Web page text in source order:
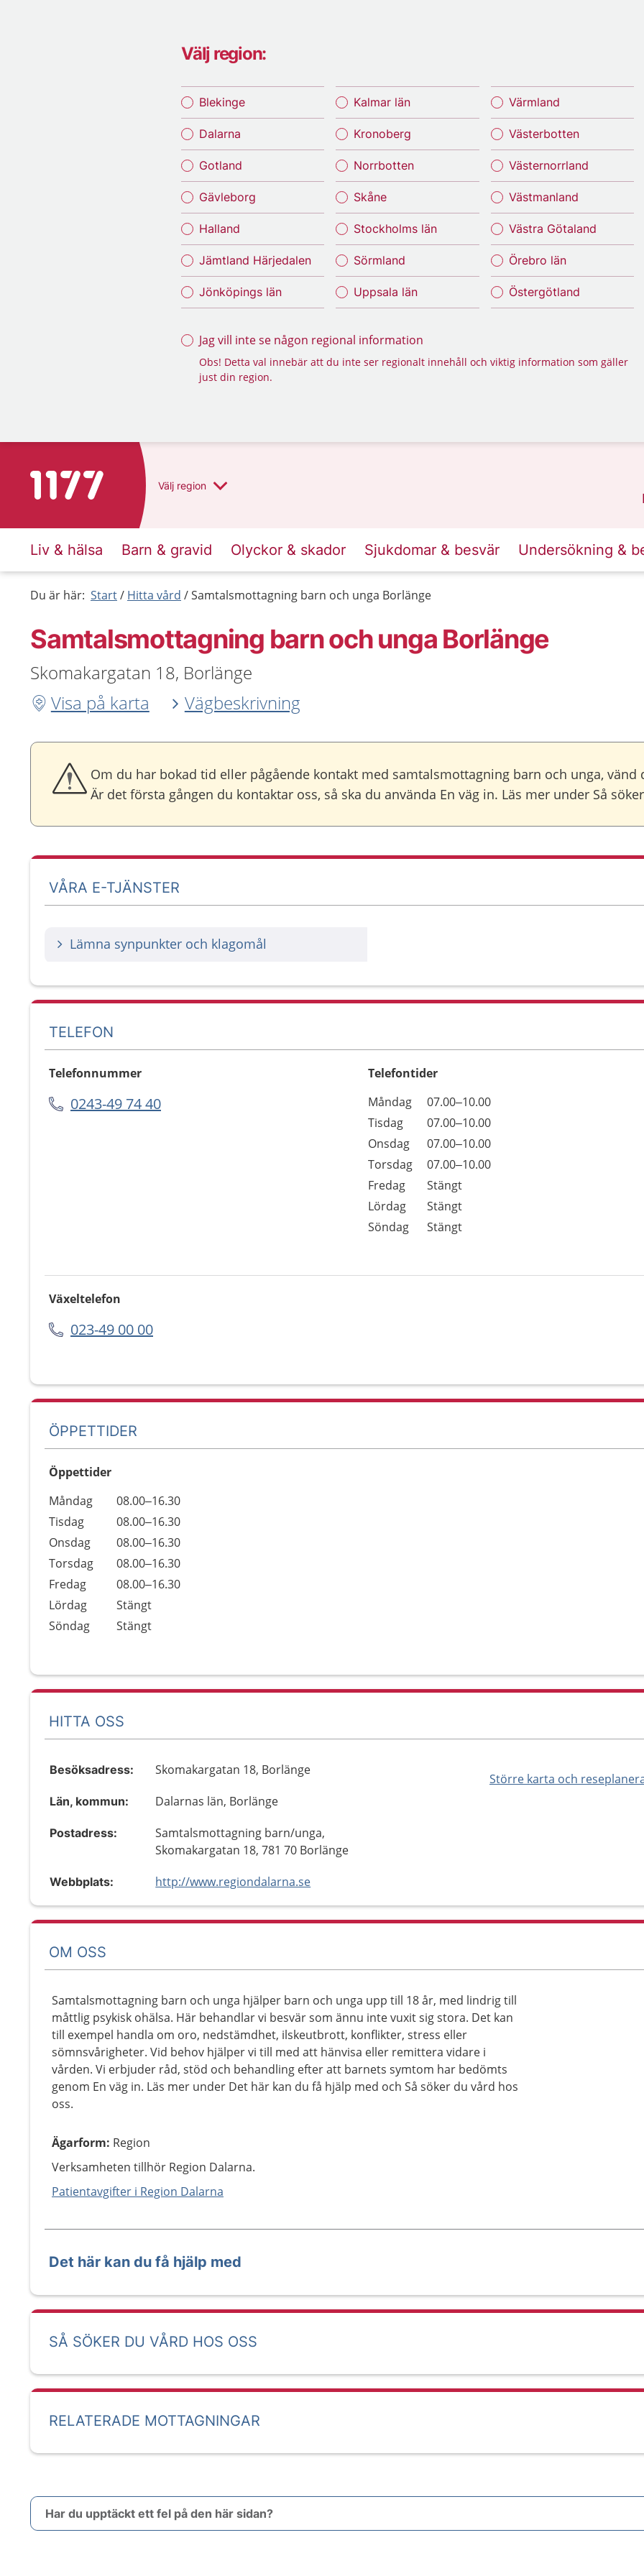
Välj region:
Blekinge
Dalarna
Gotland
Gävleborg
Halland
Jämtland Härjedalen
Jönköpings län
Kalmar län
Kronoberg
Norrbotten
Skåne
Stockholms län
Sörmland
Uppsala län
Värmland
Västerbotten
Västernorrland
Västmanland
Västra Götaland
Örebro län
Östergötland
Jag vill inte se någon regional information
Obs! Detta val innebär att du inte ser regionalt innehåll och viktig information som gäller
just din region.
Till startsidan för 1177 Välj region
Liv & hälsa Barn & gravid Olyckor & skador Sjukdomar & besvär Undersökning &
Du är här: Start Hitta vård Samtalsmottagning barn och unga Borlänge
Samtalsmottagning barn och unga Borlänge
Skomakargatan 18, Borlänge
Visa på karta
Vägbeskrivning
Om du har bokad tid eller pågående kontakt med samtalsmottagning barn och unga,
Är det första gången du kontaktar oss, så ska du använda En väg in. Läs mer under Så
VÅRA E-TJÄNSTER
Lämna synpunkter och klagomål
TELEFON
Telefonnummer
0243-49 74 40
Telefontider
Dag
Öppettider
Kommentarer
Måndag
07.00–10.00
Tisdag
07.00–10.00
Onsdag
07.00–10.00
Torsdag
07.00–10.00
Fredag
Stängt
Lördag
Stängt
Söndag
Stängt
Växeltelefon
023-49 00 00
ÖPPETTIDER
Öppettider
Dag
Öppettider
Kommentarer
Måndag
08.00–16.30
Tisdag
08.00–16.30
Onsdag
08.00–16.30
Torsdag
08.00–16.30
Fredag
08.00–16.30
Lördag
Stängt
Söndag
Stängt
HITTA OSS
Större karta och
Besöksadress: Skomakargatan 18, Borlänge
Län, kommun: Dalarnas län, Borlänge
Postadress:
Samtalsmottagning barn/unga,
Skomakargatan 18, 781 70 Borlänge
Webbplats: http://www.regiondalarna.se
OM OSS
Samtalsmottagning barn och unga hjälper barn och unga upp till 18 år, med lindrig till
måttlig psykisk ohälsa. Här behandlar vi besvär som ännu inte vuxit sig stora. Det kan
till exempel handla om oro, nedstämdhet, ilskeutbrott, konflikter, stress eller
sömnsvårigheter. Vid behov hjälper vi till med att hänvisa eller remittera vidare i
vården. Vi erbjuder råd, stöd och behandling efter att barnets symtom har bedömts
genom En väg in. Läs mer under Det här kan du få hjälp med och Så söker du vård hos
oss.
Ägarform: Region
Verksamheten tillhör Region Dalarna.
Patientavgifter i Region Dalarna
Det här kan du få hjälp med
SÅ SÖKER DU VÅRD HOS OSS
RELATERADE MOTTAGNINGAR
Har du upptäckt ett fel på den här sidan?